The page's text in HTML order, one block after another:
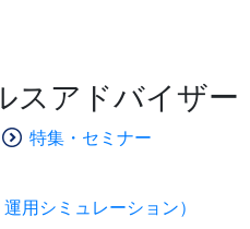
スアドバイザー
特集・セミナー
用シミュレーション）